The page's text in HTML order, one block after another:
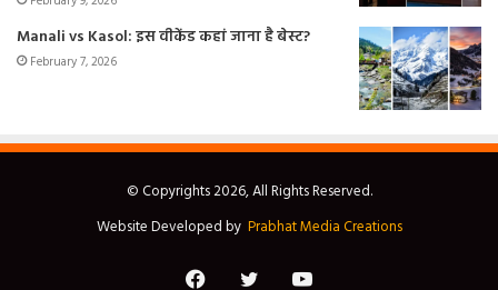
Manali vs Kasol: इस वीकेंड कहां जाना है बेस्ट?
February 7, 2026
© Copyrights 2026, All Rights Reserved.
Website Developed by Prabhat Media Creations
FacebookTwitterYouTube